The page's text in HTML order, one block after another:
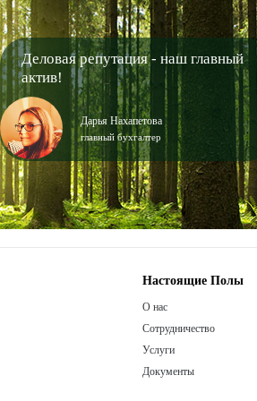
Деловая репутация - наш главный
актив!
Дарья Нахапетова
главный бухгалтер
Настоящие Полы
О нас
Сотрудничество
Услуги
Документы